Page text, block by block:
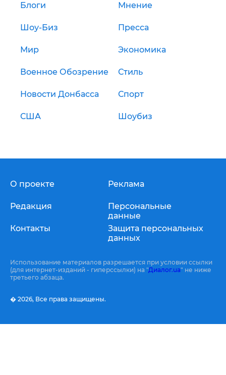
Блоги Мнение
Шоу-Биз Пресса
Мир Экономика
Военное Обозрение Стиль
Новости Донбасса Спорт
США Шоубиз
О проекте
Редакция
Контакты
Реклама
Персональные
данные
Защита персональных
данных
Использование материалов разрешается при условии ссылки
(для интернет-изданий - гиперссылки) на "Диалог.ua" не ниже
третьего абзаца.
� 2026, Все права защищены.